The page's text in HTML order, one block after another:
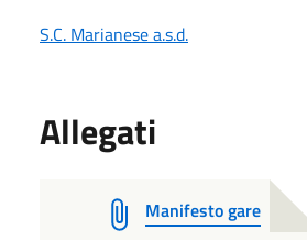
S.C. Marianese a.s.d.
Allegati
Manifesto gare